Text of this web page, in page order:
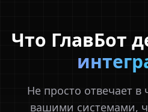
Что ГлавБот
Не просто отвечает в
вашими системами,